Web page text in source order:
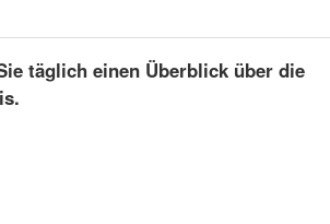
täglich einen Überblick über die